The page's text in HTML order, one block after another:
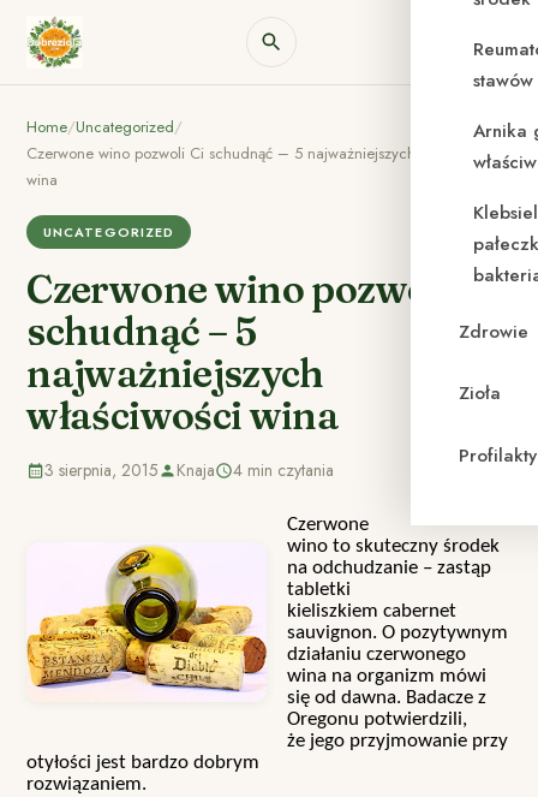
Arnika
Zdrowie
Zioła
Home/Uncategorized/
Czerwone wino pozwoli Ci schudnąć – 5 najważniejszych właściwości
wina
UNCATEGORIZED
Czerwone wino pozwoli Ci
schudnąć – 5
najważniejszych
właściwości wina
3 sierpnia, 2015 Knaja 4 min czytania
Czerwone
wino to skuteczny środek
na odchudzanie – zastąp
tabletki
kieliszkiem cabernet
sauvignon. O pozytywnym
działaniu czerwonego
wina na organizm mówi
się od dawna. Badacze z
Oregonu potwierdzili,
że jego przyjmowanie przy
otyłości jest bardzo dobrym
rozwiązaniem.